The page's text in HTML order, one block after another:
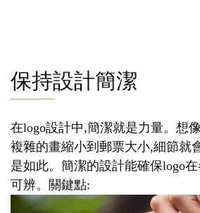
保持設計簡潔
在logo設計中,簡潔就是力量。想
複雜的畫縮小到郵票大小,細節就
是如此。簡潔的設計能確保logo
可辨。關鍵點: